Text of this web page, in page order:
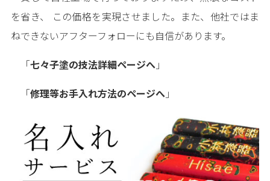
を省き、 この価格を実現させました。また、他社ではま
ねできないアフターフォローにも自信があります。
「七々子塗の技法詳細ページへ」
「修理等お手入れ方法のページへ」